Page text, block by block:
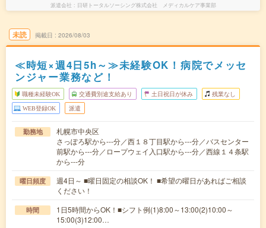
派遣会社 日研トータルソーシング株式会社 メディカルケア事業部
未読 掲載日 2026/08/03
≪時短×週4日5h～≫未経験OK！病院でメッセ
ンジャー業務など！
職種未経験OK 交通費別途支給あり 土日祝日が休み 残業なし
WEB登録OK 派遣
勤務地
札幌市中央区
さっぽろ駅から---分／西１８丁目駅から---分／バスセンター
前駅から---分／ロープウェイ入口駅から---分／西線１４条駅
から---分
曜日頻度
週4日～ ■曜日固定の相談OK！ ■希望の曜日があればご相談
ください！
時間
1日5時間からOK！■シフト例(1)8:00～13:00(2)10:00～
15:00(3)12:00…